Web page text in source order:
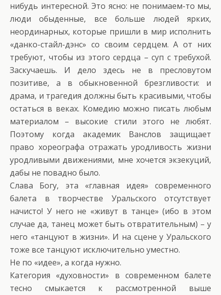
нибудь интересной. Это ясно: не понимаем-то мы,
люди обыденные, все больше людей ярких,
неординарных, которые пришли в мир исполнить
«данко-стайл-дэнс» со своим сердцем. А от них
требуют, чтобы из этого сердца – суп с требухой.
Заскучаешь. И дело здесь не в пресловутом
позитиве, а в обыкновенной брезгливости: и
драма, и трагедия должны быть красивыми, чтобы
остаться в веках. Комедию можно писать любым
материалом – высокие стили этого не любят.
Поэтому когда академик Ванслов защищает
право хореографа отражать уродливость жизни
уродливыми движениями, мне хочется экзекуций,
дабы не повадно было.
Слава Богу, эта «главная идея» современного
балета в творчестве Уральского отсутствует
начисто! У него не «живут в танце» (ибо в этом
случае да, танец может быть отвратительным) – у
него «танцуют в жизни». И на сцене у Уральского
тоже все танцуют исключительно уместно.
Не по «идее», а когда нужно.
Категория «духовности» в современном балете
тесно смыкается к рассмотренной выше